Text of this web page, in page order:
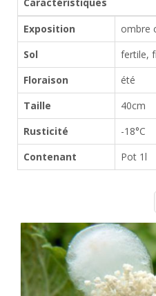
Exposition
ombre
Sol
fertile,
Floraison
été
Taille
40cm
Rusticité
-18°C
Contenant
Pot 1l